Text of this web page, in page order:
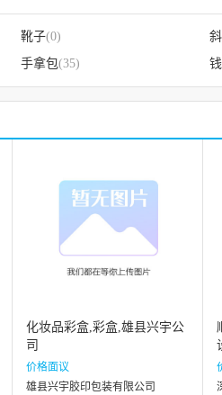
靴子(0)
手拿包(35)
化妆品彩盒,彩盒,雄县兴宇公
司
价格面议
雄县兴宇胶印包装有限公司